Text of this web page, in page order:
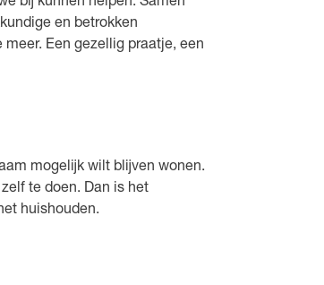
en betrokken
Een gezellig praatje, een
mogelijk wilt blijven wonen.
te doen. Dan is het
huishouden.